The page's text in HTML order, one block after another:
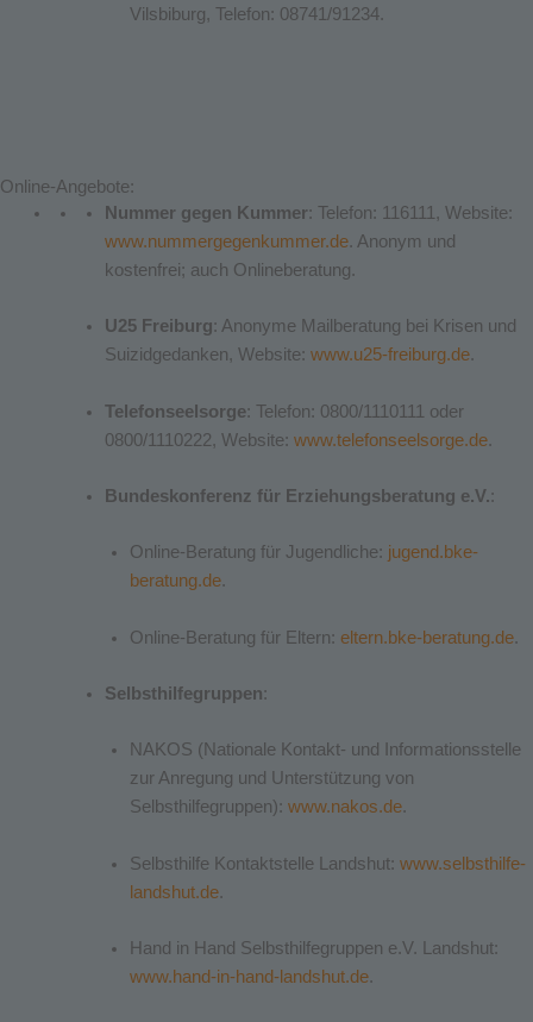
Vilsbiburg, Telefon: 08741/91234.
Online-Angebote:
Nummer gegen Kummer: Telefon: 116111, Website:
www.nummergegenkummer.de. Anonym und
kostenfrei; auch Onlineberatung.
U25 Freiburg: Anonyme Mailberatung bei Krisen und
Suizidgedanken, Website: www.u25-freiburg.de.
Telefonseelsorge: Telefon: 0800/1110111 oder
0800/1110222, Website: www.telefonseelsorge.de.
Bundeskonferenz für Erziehungsberatung e.V.:
Online-Beratung für Jugendliche: jugend.bke-
beratung.de.
Online-Beratung für Eltern: eltern.bke-beratung.de.
Selbsthilfegruppen:
NAKOS (Nationale Kontakt- und Informationsstelle
zur Anregung und Unterstützung von
Selbsthilfegruppen):www.nakos.de.
Selbsthilfe Kontaktstelle Landshut:www.selbsthilfe-
landshut.de.
Hand in Hand Selbsthilfegruppen e.V. Landshut:
www.hand-in-hand-landshut.de.